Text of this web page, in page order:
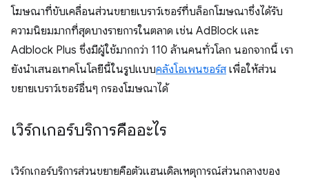
โฆษณาที่ขับเคลื่อนส่วนขยายเบราว์เซอร์ที่บล็อกโฆษณาซึ่งได้รับ
ความนิยมมากที่สุดบางรายการในตลาด เช่น AdBlock และ
Adblock Plus ซึ่งมีผู้ใช้มากกว่า 110 ล้านคนทั่วโลก นอกจากนี้ เรา
ยังนำเสนอเทคโนโลยีนี้ในรูปแบบคลังโอเพนซอร์ส เพื่อให้ส่วน
ขยายเบราว์เซอร์อื่นๆ กรองโฆษณาได้
เวิร์กเกอร์บริการคืออะไร
เวิร์กเกอร์บริการส่วนขยายคือตัวแฮนเดิลเหตุการณ์ส่วนกลางของ